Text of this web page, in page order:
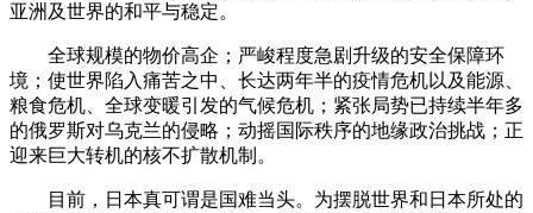
亚洲及世界的和平与稳定。
全球规模的物价高企；严峻程度急剧升级的安全保障环
境；使世界陷入痛苦之中、长达两年半的疫情危机以及能源、
粮食危机、全球变暖引发的气候危机；紧张局势已持续半年多
的俄罗斯对乌克兰的侵略；动摇国际秩序的地缘政治挑战；正
迎来巨大转机的核不扩散机制。
目前，日本真可谓是国难当头。为摆脱世界和日本所处的